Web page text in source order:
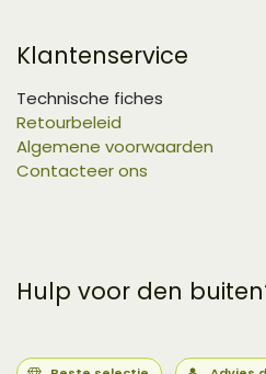
Klantenservice
Technische fiches
Retourbeleid
Algemene voorwaarden
Contacteer ons
Hulp voor den